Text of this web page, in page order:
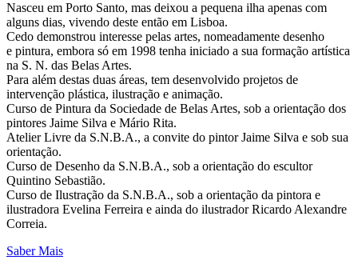
Nasceu em Porto Santo, mas deixou a pequena ilha apenas com
alguns dias, vivendo deste então em Lisboa.
Cedo demonstrou interesse pelas artes, nomeadamente desenho
e pintura, embora só em 1998 tenha iniciado a sua formação artística
na S. N. das Belas Artes.
Para além destas duas áreas, tem desenvolvido projetos de
intervenção plástica, ilustração e animação.
Curso de Pintura da Sociedade de Belas Artes, sob a orientação dos
pintores Jaime Silva e Mário Rita.
Atelier Livre da S.N.B.A., a convite do pintor Jaime Silva e sob sua
orientação.
Curso de Desenho da S.N.B.A., sob a orientação do escultor
Quintino Sebastião.
Curso de Ilustração da S.N.B.A., sob a orientação da pintora e
ilustradora Evelina Ferreira e ainda do ilustrador Ricardo Alexandre
Correia.
Saber Mais